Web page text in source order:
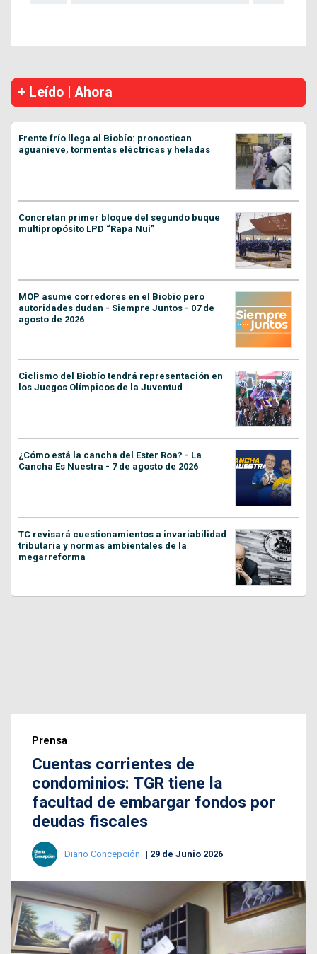
+ Leído | Ahora
Frente frío llega al Biobío: pronostican
aguanieve, tormentas eléctricas y heladas
Concretan primer bloque del segundo buque
multipropósito LPD “Rapa Nui”
MOP asume corredores en el Biobío pero
autoridades dudan - Siempre Juntos - 07 de
agosto de 2026
Ciclismo del Biobío tendrá representación en
los Juegos Olímpicos de la Juventud
¿Cómo está la cancha del Ester Roa? - La
Cancha Es Nuestra - 7 de agosto de 2026
TC revisará cuestionamientos a invariabilidad
tributaria y normas ambientales de la
megarreforma
Prensa
Cuentas corrientes de
condominios: TGR tiene la
facultad de embargar fondos por
deudas fiscales
Diario Concepción 29 de Junio 2026